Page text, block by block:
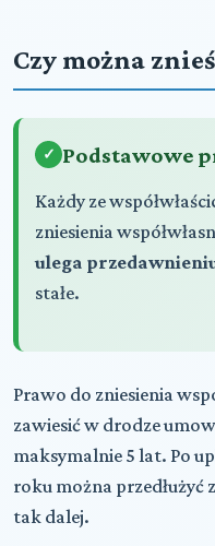
Czy można
Podstawowe
Każdy ze
zniesienia
ulega
stałe.
Prawo do zniesienia
zawiesić w drodze
maksymalnie 5 lat. Po
roku można przedłużyć
tak dalej.